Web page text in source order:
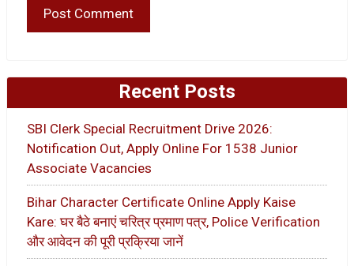
Recent Posts
SBI Clerk Special Recruitment Drive 2026:
Notification Out, Apply Online For 1538 Junior
Associate Vacancies
Bihar Character Certificate Online Apply Kaise
Kare: घर बैठे बनाएं चरित्र प्रमाण पत्र, Police Verification
और आवेदन की पूरी प्रक्रिया जानें